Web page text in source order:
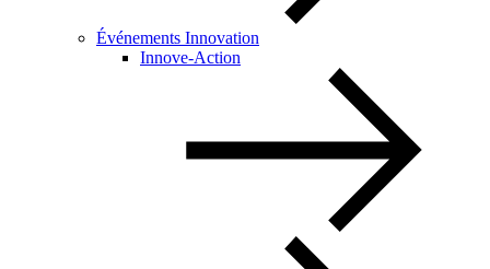
Événements Innovation
Innove-Action